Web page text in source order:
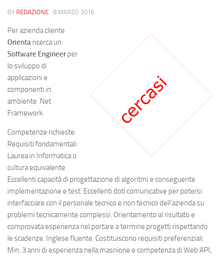
BY REDAZIONE · 8 MARZO 2016
Per azienda cliente
Orienta ricerca un
Software Engineerper
lo sviluppo di
applicazioni e
componenti in
ambiente .Net
Framework.
Competenze richieste:
Requisiti fondamentali:
Laurea in Informatica o
cultura equivalente
Eccellenti capacità di progettazione di algoritmi e conseguente
implementazione e test. Eccellenti doti comunicative per potersi
interfacciare con il personale tecnico e non tecnico dell’azienda su
problemi tecnicamente complessi. Orientamento al risultato e
comprovata esperienza nel portare a termine progetti rispettando
le scadenze. Inglese fluente. Costituiscono requisiti preferenziali:
Min. 3 anni di esperienza nella masnione e competenza di Web API,